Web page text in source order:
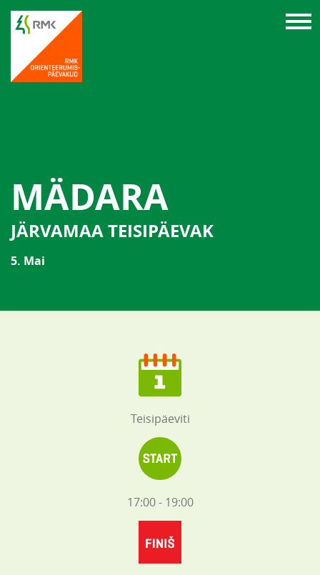
MÄDARA
JÄRVAMAA TEISIPÄEVAK
5. Mai
Teisipäeviti
17:00 - 19:00